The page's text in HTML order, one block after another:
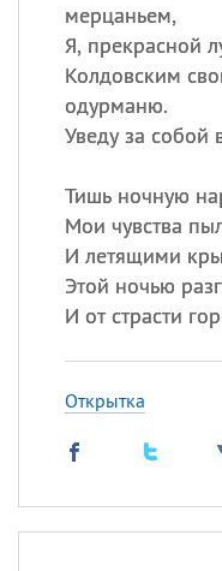
мерцаньем,
Я, прекрасной
Колдовским
одурманю.
Уведу за собой
Тишь ночную
Мои чувства
И летящими
Этой ночью
И от страсти
Открытка